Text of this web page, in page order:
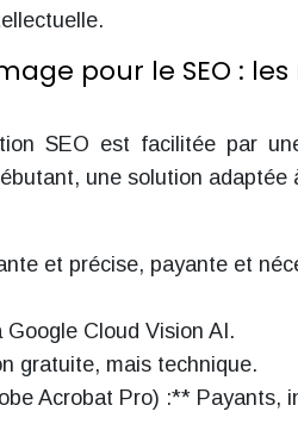
pour le SEO :
SEO est facilitée par
une solution adaptée
et précise, payante et
Cloud Vision AI.
gratuite, mais technique.
Acrobat Pro) :** Payants,